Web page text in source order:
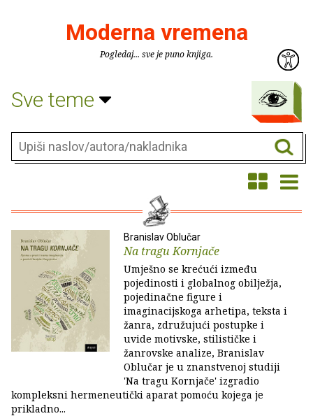
Moderna vremena
Pogledaj... sve je puno knjiga.
Sve teme
Branislav Oblučar
Na tragu Kornjače
Umješno se krećući između
pojedinosti i globalnog obilježja,
pojedinačne figure i
imaginacijskoga arhetipa, teksta i
žanra, združujući postupke i
uvide motivske, stilističke i
žanrovske analize, Branislav
Oblučar je u znanstvenoj studiji
'Na tragu Kornjače' izgradio
kompleksni hermeneutički aparat pomoću kojega je
prikladno...